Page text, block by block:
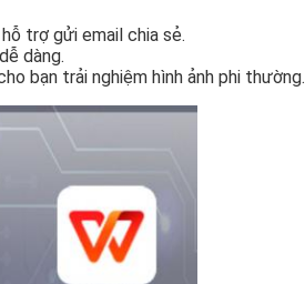
trợ gửi email chia sẻ.
dàng.
bạn trải nghiệm hình ảnh phi thường.